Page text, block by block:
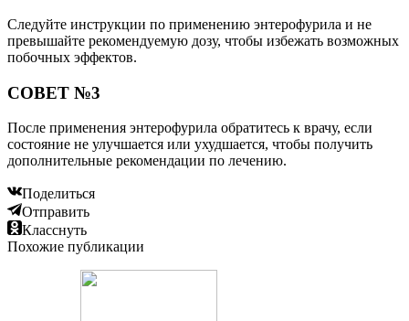
Следуйте инструкции по применению энтерофурила и не
превышайте рекомендуемую дозу, чтобы избежать возможных
побочных эффектов.
СОВЕТ №3
После применения энтерофурила обратитесь к врачу, если
состояние не улучшается или ухудшается, чтобы получить
дополнительные рекомендации по лечению.
Поделиться
Отправить
Класснуть
Похожие публикации